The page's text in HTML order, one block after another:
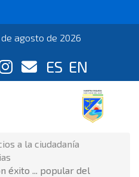
agosto de 2026
ES EN
a la ciudadanía
éxito ... popular del